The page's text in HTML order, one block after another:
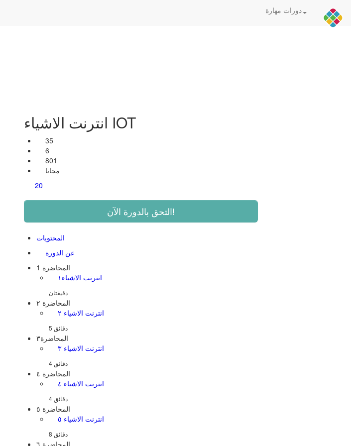
دورات مهارة
انترنت الاشياء IOT
35
6
801
مجانا
20
المحتويات
عن الدورة
المحاضرة 1
انترنت الاشياء١
المحاضرة ٢
انترنت الاشياء ٢
المحاضرة٣
انترنت الاشياء ٣
المحاضرة ٤
انترنت الاشياء ٤
المحاضرة ٥
انترنت الاشياء ٥